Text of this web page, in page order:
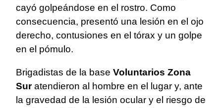
cayó golpeándose en el rostro. Como
consecuencia, presentó una lesión en el ojo
derecho, contusiones en el tórax y un golpe
en el pómulo.
Brigadistas de la base Voluntarios Zona
Suratendieron al hombre en el lugar y, ante
la gravedad de la lesión ocular y el riesgo de